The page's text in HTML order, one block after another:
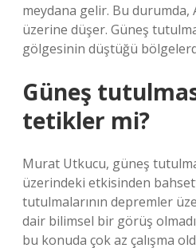
meydana gelir. Bu durumda,
üzerine düşer. Güneş
gölgesinin düştüğü
Güneş
tetikler mi?
Murat Utkucu, güneş
üzerindeki etkisinden
tutulmalarının depremler
dair bilimsel bir görüş
bu konuda çok az çalışma